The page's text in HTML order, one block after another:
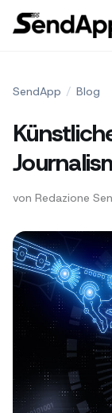
SendApp / Blog
von Redazione